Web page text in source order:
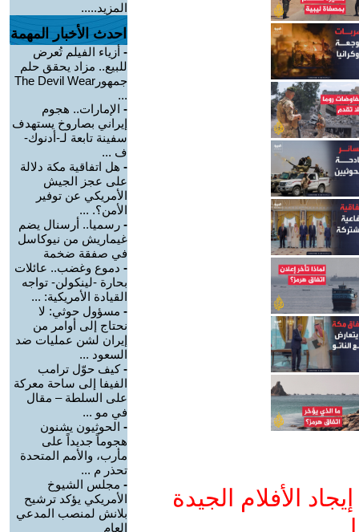
الأفلام الجيدة
المزيد.....
احدث الأخبار المهمة
- أزياء الفيلم تُعرض
للبيع.. مزاد يحقق حلم
جمهورThe Devil Wear
...
- الإمارات.. هجوم
إيراني بصاروخ يستهدف
سفينة تابعة لـ-أدنوك-
ف ...
- هل اتفاقية مكة دلالة
على عجز الجيش
الأمريكي عن توفير
الأمن؟. ...
- رسميا.. أرسنال يضم
غيماريش من نيوكاسل
في صفقة ضخمة
- دموع وغضب.. عائلات
بحارة -لينكولن- تواجه
القيادة الأمريكية: ...
- مسؤول حوثي: لا
نحتاج إلى أوامر من
إيران لشن عمليات ضد
السعود ...
-كيف حوّل ترامب
الفيفا إلى ساحة معركة
على السلطة – مقال
في مو ...
- الحوثيون يشنون
هجوماً جديداً على
مأرب، والأمم المتحدة
تحذر م ...
- مجلس الشيوخ
الأمريكي يؤكد ترشيح
بلانش لمنصب المدعي
العام